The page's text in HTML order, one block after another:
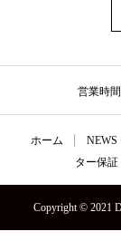
営業時
ホーム NEWS
ター保証
Copyright © 2021